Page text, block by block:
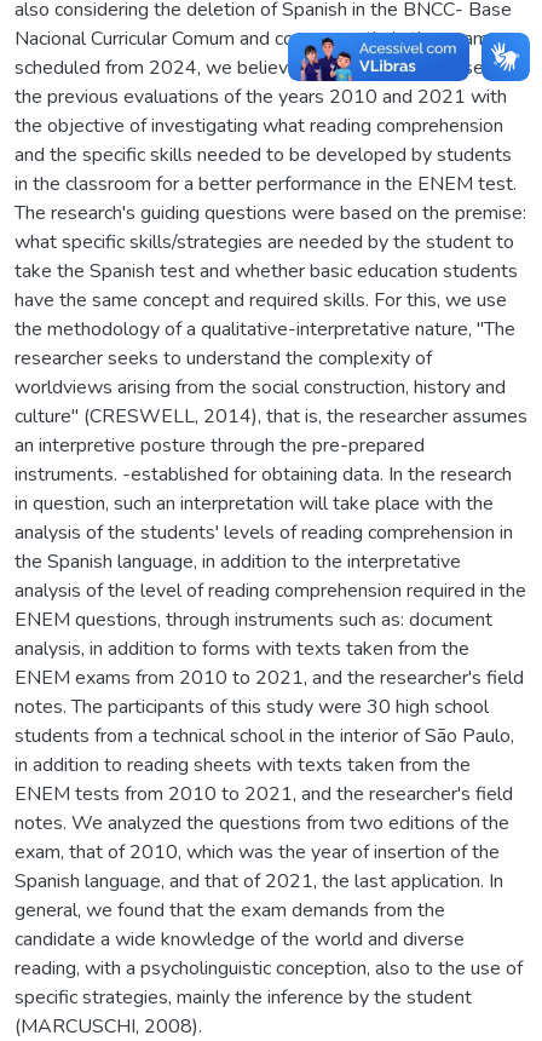
also considering the deletion of Spanish in the BNCC- Base
Nacional Curricular Comum and consequently in the exam,
scheduled from 2024, we believe it is important to research
the previous evaluations of the years 2010 and 2021 with
the objective of investigating what reading comprehension
and the specific skills needed to be developed by students
in the classroom for a better performance in the ENEM test.
The research's guiding questions were based on the premise:
what specific skills/strategies are needed by the student to
take the Spanish test and whether basic education students
have the same concept and required skills. For this, we use
the methodology of a qualitative-interpretative nature, "The
researcher seeks to understand the complexity of
worldviews arising from the social construction, history and
culture" (CRESWELL, 2014), that is, the researcher assumes
an interpretive posture through the pre-prepared
instruments. -established for obtaining data. In the research
in question, such an interpretation will take place with the
analysis of the students' levels of reading comprehension in
the Spanish language, in addition to the interpretative
analysis of the level of reading comprehension required in the
ENEM questions, through instruments such as: document
analysis, in addition to forms with texts taken from the
ENEM exams from 2010 to 2021, and the researcher's field
notes. The participants of this study were 30 high school
students from a technical school in the interior of São Paulo,
in addition to reading sheets with texts taken from the
ENEM tests from 2010 to 2021, and the researcher's field
notes. We analyzed the questions from two editions of the
exam, that of 2010, which was the year of insertion of the
Spanish language, and that of 2021, the last application. In
general, we found that the exam demands from the
candidate a wide knowledge of the world and diverse
reading, with a psycholinguistic conception, also to the use of
specific strategies, mainly the inference by the student
(MARCUSCHI, 2008).